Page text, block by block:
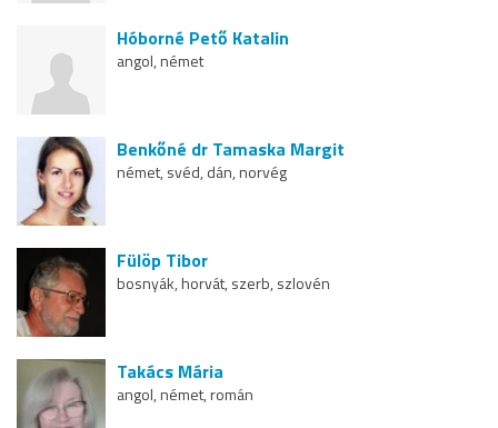
Hóborné Pető Katalin
angol, német
Benkőné dr Tamaska Margit
német, svéd, dán, norvég
Fülöp Tibor
bosnyák, horvát, szerb, szlovén
Takács Mária
angol, német, román